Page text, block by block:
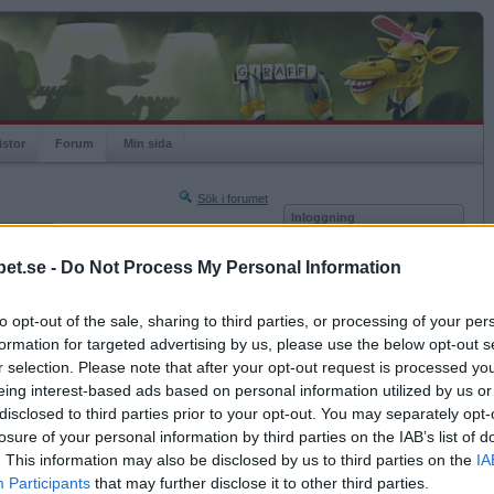
- Do Not Process My Personal Information
opt-out of the sale, sharing to third parties, or processing of your
for targeted advertising by us, please use the below opt-out
selection. Please note that after your opt-out request is processed
interest-based ads based on personal information utilized by us
to third parties prior to your opt-out. You may separately
of your personal information by third parties on the IAB’s list of
This information may also be disclosed by us to third parties on the
Participants that may further disclose it to other third parties.
Forum Min sida
Sök i forumet
Nästa sida »
2022-07-26 08:29
Inloggning
Kom ihåg mig
Glömt ditt lösenord?
Få ny aktiveringslänk
Betapet är gratis!